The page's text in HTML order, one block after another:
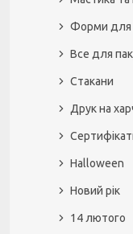
Форми для
Все для
Стакани
Друк на
Halloween
Новий рік
14 лютого